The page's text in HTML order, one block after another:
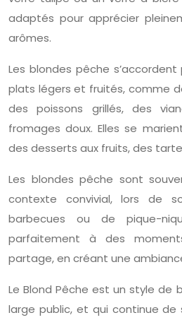
adaptés pour apprécier
arômes.
Les blondes pêche
plats légers et fruités, comme
des poissons grillés, des
fromages doux. Elles se
des desserts aux fruits, des
Les blondes pêche sont
contexte convivial, lors de
barbecues ou de pique-
parfaitement à des
partage, en créant une
Le Blond Pêche est un style de
large public, et qui continue